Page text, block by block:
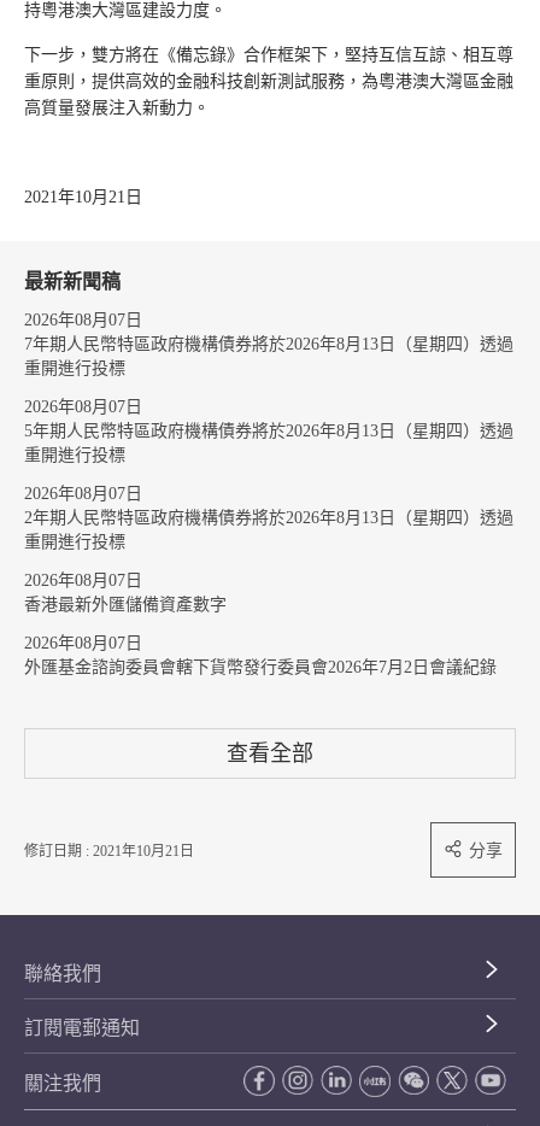
持粵港澳大灣區建設力度。
下一步，雙方將在《備忘錄》合作框架下，堅持互信互諒、相互尊
重原則，提供高效的金融科技創新測試服務，為粵港澳大灣區金融
高質量發展注入新動力。
2021年10月21日
最新新聞稿
2026年08月07日
7年期人民幣特區政府機構債券將於2026年8月13日（星期四）透過
重開進行投標
2026年08月07日
5年期人民幣特區政府機構債券將於2026年8月13日（星期四）透過
重開進行投標
2026年08月07日
2年期人民幣特區政府機構債券將於2026年8月13日（星期四）透過
重開進行投標
2026年08月07日
香港最新外匯儲備資產數字
2026年08月07日
外匯基金諮詢委員會轄下貨幣發行委員會2026年7月2日會議紀錄
查看全部
修訂日期 : 2021年10月21日 分享
聯絡我們
訂閱電郵通知
關注我們